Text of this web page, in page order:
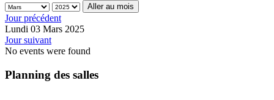
Aller au mois
Jour précédent
Lundi 03 Mars 2025
Jour suivant
No events were found
Planning des salles